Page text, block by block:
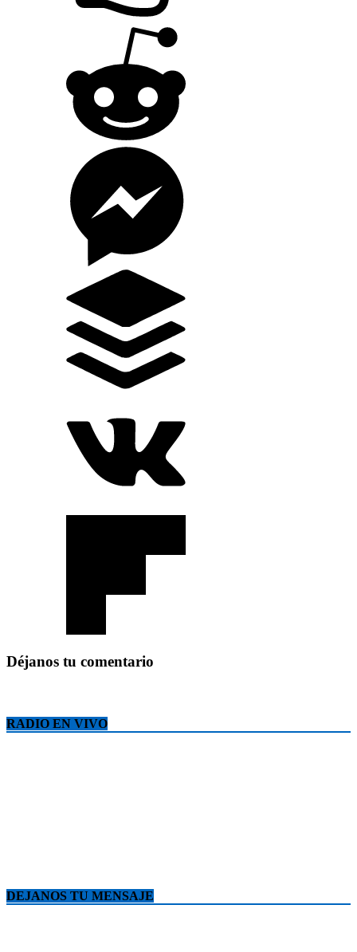
Déjanos tu comentario
RADIO EN VIVO
DEJANOS TU MENSAJE